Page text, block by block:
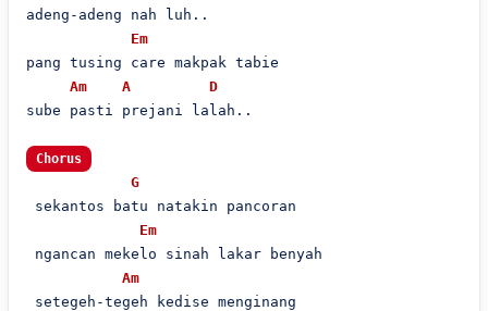
adeng-adeng nah luh..
Em
pang tusing care makpak tabie
Am
A
D
sube pasti prejani lalah..
Chorus
G
sekantos batu natakin pancoran
Em
ngancan mekelo sinah lakar benyah
Am
setegeh-tegeh kedise menginang